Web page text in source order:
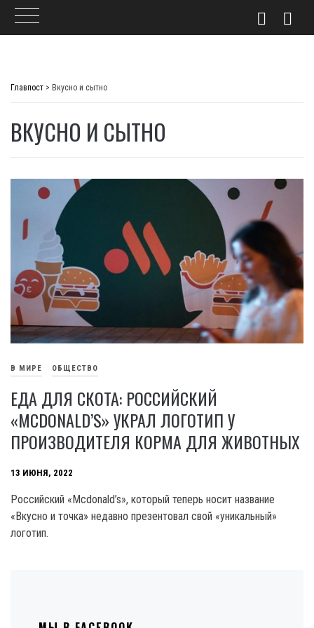
Главпост > Вкусно и сытно
ВКУСНО И СЫТНО
В МИРЕ ОБЩЕСТВО
ЕДА ДЛЯ СКОТА: РОССИЙСКИЙ
«MCDONALD’S» УКРАЛ ЛОГОТИП У
ПРОИЗВОДИТЕЛЯ КОРМА ДЛЯ ЖИВОТНЫХ
13 ИЮНЯ, 2022
Российский «Mcdonald’s», который теперь носит название
«Вкусно и точка» недавно презентовал свой «уникальный»
логотип.